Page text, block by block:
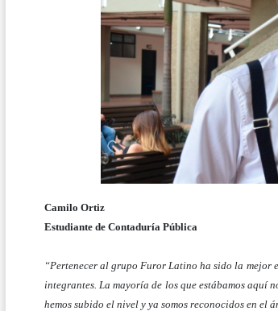
Camilo Ortiz
Estudiante de Contaduría Pública
“Pertenecer al grupo Furor Latino ha sido la mejor
integrantes. La mayoría de los que estábamos aquí
hemos subido el nivel y ya somos reconocidos en el